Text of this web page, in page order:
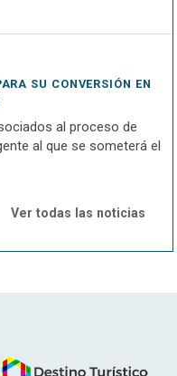
SU CONVERSIÓN EN
al proceso de
al que se someterá el
Ver todas las noticias